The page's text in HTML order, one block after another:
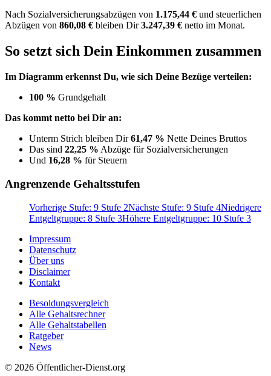
Nach Sozialversicherungsabzügen von 1.175,44 € und steuerlichen
Abzügen von 860,08 € bleiben Dir3.247,39 € netto im Monat.
So setzt sich Dein Einkommen zusammen
Im Diagramm erkennst Du, wie sich Deine Bezüge verteilen:
100 % Grundgehalt
Das kommt netto bei Dir an:
Unterm Strich bleiben Dir61,47 % Nette Deines Bruttos
Das sind 22,25 % Abzüge für Sozialversicherungen
Und 16,28 % für Steuern
Angrenzende Gehaltsstufen
Vorherige Stufe: 9 Stufe 2Nächste Stufe: 9 Stufe 4Niedrigere
Entgeltgruppe: 8 Stufe 3Höhere Entgeltgruppe: 10 Stufe 3
Impressum
Datenschutz
Über uns
Disclaimer
Kontakt
Besoldungsvergleich
Alle Gehaltsrechner
Alle Gehaltstabellen
Ratgeber
News
© 2026 Öffentlicher-Dienst.org